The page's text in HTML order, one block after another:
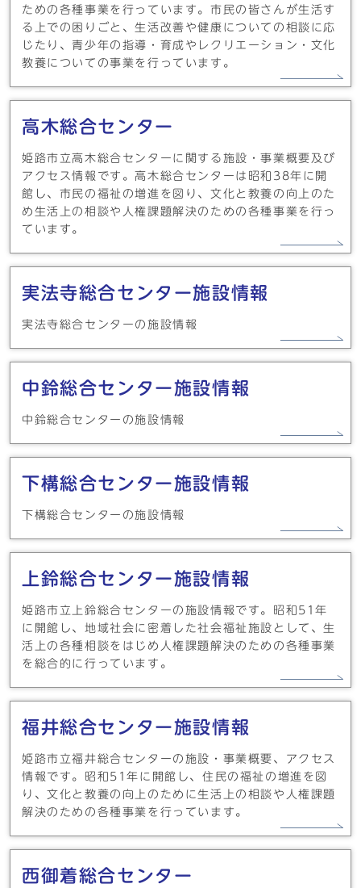
ための各種事業を行っています。市民の皆さんが生活す
る上での困りごと、生活改善や健康についての相談に応
じたり、青少年の指導・育成やレクリエーション・文化
教養についての事業を行っています。
高木総合センター
姫路市立高木総合センターに関する施設・事業概要及び
アクセス情報です。高木総合センターは昭和38年に開
館し、市民の福祉の増進を図り、文化と教養の向上のた
め生活上の相談や人権課題解決のための各種事業を行っ
ています。
実法寺総合センター施設情報
実法寺総合センターの施設情報
中鈴総合センター施設情報
中鈴総合センターの施設情報
下構総合センター施設情報
下構総合センターの施設情報
上鈴総合センター施設情報
姫路市立上鈴総合センターの施設情報です。昭和51年
に開館し、地域社会に密着した社会福祉施設として、生
活上の各種相談をはじめ人権課題解決のための各種事業
を総合的に行っています。
福井総合センター施設情報
姫路市立福井総合センターの施設・事業概要、アクセス
情報です。昭和51年に開館し、住民の福祉の増進を図
り、文化と教養の向上のために生活上の相談や人権課題
解決のための各種事業を行っています。
西御着総合センター